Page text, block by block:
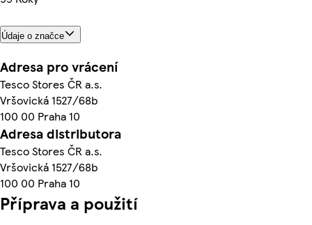
Údaje o značce
Adresa pro vrácení
Tesco Stores ČR a.s.
Vršovická 1527/68b
100 00 Praha 10
Adresa distributora
Tesco Stores ČR a.s.
Vršovická 1527/68b
100 00 Praha 10
Příprava a použití